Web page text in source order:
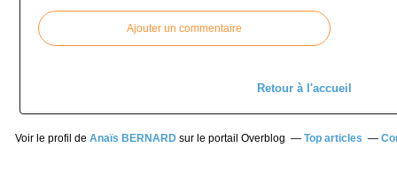
Ajouter un commentaire
Retour à l'accueil
Voir le profil de Anaïs BERNARDsur le portail Overblog Top articles